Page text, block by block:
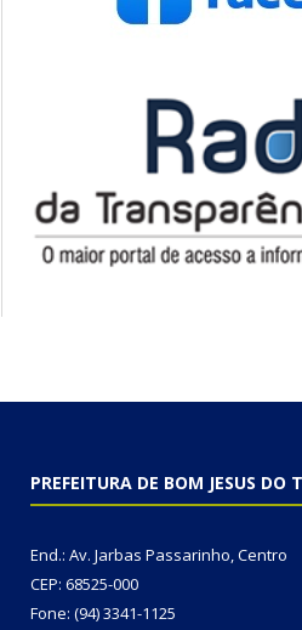
PREFEITURA DE BOM JESUS DO
End.: Av. Jarbas Passarinho, Centro
CEP: 68525-000
Fone: (94) 3341-1125